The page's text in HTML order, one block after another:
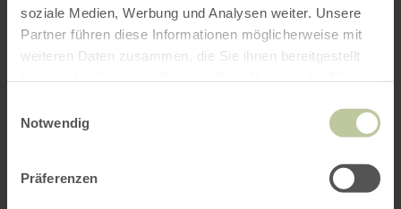
soziale Medien, Werbung und Analysen weiter. Unsere
Partner führen diese Informationen möglicherweise mit
weiteren Daten zusammen, die Sie ihnen bereitgestellt
Notwendig
Präferenzen